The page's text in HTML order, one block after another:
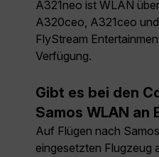
A321neo ist WLAN
A320ceo, A321ceo
FlyStream
Verfügung.
Gibt es bei den
Samos WLAN an
Auf Flügen nach
eingesetzten Flugzeug